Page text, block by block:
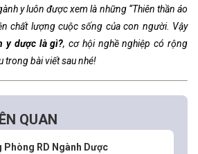
y luôn được xem là những “Thiên thần áo
chất lượng cuộc sống của con người. Vậy
y dược là gì?, cơ hội nghề nghiệp có rộng
trong bài viết sau nhé!
QUAN
Phòng RD Ngành Dược